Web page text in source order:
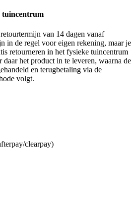
tuincentrum
van 14 dagen vanaf
in de regel voor eigen rekening, maar je
retourneren in het fysieke tuincentrum
daar het product in te leveren, waarna de
en terugbetaling via de
volgt.
clearpay)